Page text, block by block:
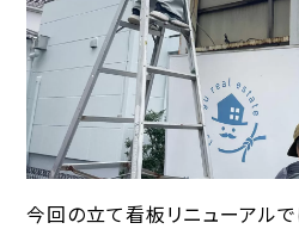
今回の立て看板リニューアルで